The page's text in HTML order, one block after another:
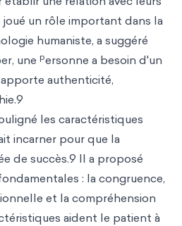
joué un rôle important dans la
humaniste, a suggéré
une personne a besoin d'un
authenticité,
les caractéristiques
incarner pour que la
de succès.9 Il a proposé
: la congruence,
et la compréhension
aident le patient à